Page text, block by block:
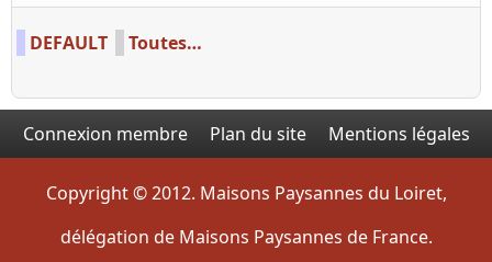
DEFAULT Toutes…
Connexion membre Plan du site Mentions légales
Copyright © 2012. Maisons Paysannes du Loiret,
délégation de Maisons Paysannes de France.